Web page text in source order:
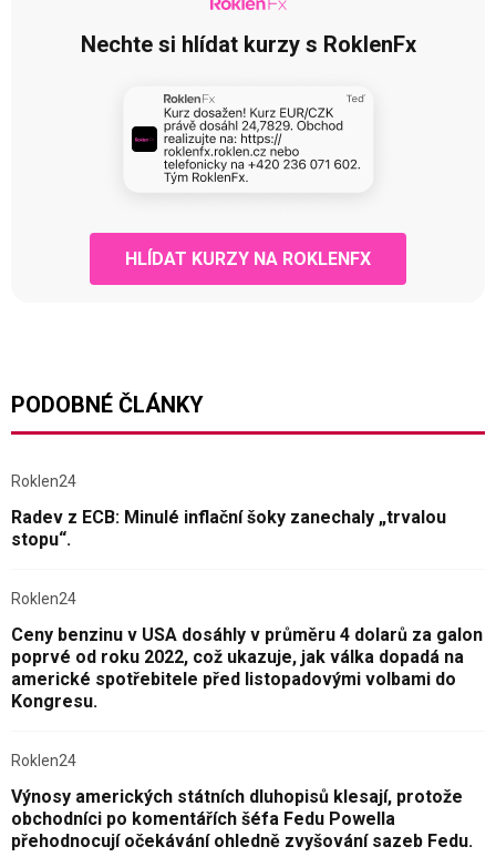
Nechte si hlídat kurzy s RoklenFx
HLÍDAT KURZY NA ROKLENFX
PODOBNÉ ČLÁNKY
Roklen24
Radev z ECB: Minulé inflační šoky zanechaly „trvalou
stopu“.
Roklen24
Ceny benzinu v USA dosáhly v průměru 4 dolarů za galon
poprvé od roku 2022, což ukazuje, jak válka dopadá na
americké spotřebitele před listopadovými volbami do
Kongresu.
Roklen24
Výnosy amerických státních dluhopisů klesají, protože
obchodníci po komentářích šéfa Fedu Powella
přehodnocují očekávání ohledně zvyšování sazeb Fedu.